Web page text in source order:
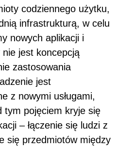
codziennego użytku,
infrastrukturą, w celu
nowych aplikacji i
nie jest koncepcją
zastosowania
jest
z nowymi usługami,
tym pojęciem kryje się
– łączenie się ludzi z
się przedmiotów między